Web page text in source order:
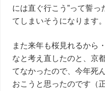
には直ぐ行こう”って誓
てしまいそうになります。
また来年も桜見れるから
なと考え直したのと、京
てなかったので、今年死
おこうと思ったのです（